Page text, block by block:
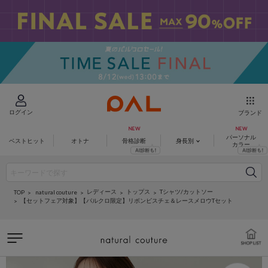
ログイン ブランド
ベストヒット オトナ 骨格診断 身長別
パーソナル
カラー
TOP natural couture レディース トップス
Tシャツ/カットソー
【セットフェア対象】【パルクロ限定】リボンビスチェ＆レースメロウTセット